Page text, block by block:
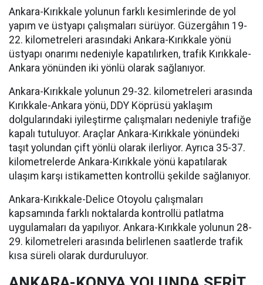
Ankara-Kırıkkale yolunun farklı kesimlerinde de yol
yapım ve üstyapı çalışmaları sürüyor. Güzergâhın 19-
22. kilometreleri arasındaki Ankara-Kırıkkale yönü
üstyapı onarımı nedeniyle kapatılırken, trafik Kırıkkale-
Ankara yönünden iki yönlü olarak sağlanıyor.
Ankara-Kırıkkale yolunun 29-32. kilometreleri arasında
Kırıkkale-Ankara yönü, DDY Köprüsü yaklaşım
dolgularındaki iyileştirme çalışmaları nedeniyle trafiğe
kapalı tutuluyor. Araçlar Ankara-Kırıkkale yönündeki
taşıt yolundan çift yönlü olarak ilerliyor. Ayrıca 35-37.
kilometrelerde Ankara-Kırıkkale yönü kapatılarak
ulaşım karşı istikametten kontrollü şekilde sağlanıyor.
Ankara-Kırıkkale-Delice Otoyolu çalışmaları
kapsamında farklı noktalarda kontrollü patlatma
uygulamaları da yapılıyor. Ankara-Kırıkkale yolunun 28-
29. kilometreleri arasında belirlenen saatlerde trafik
kısa süreli olarak durduruluyor.